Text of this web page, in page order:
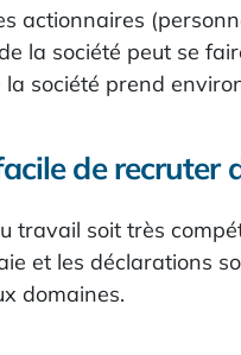
actionnaires
la société peut se
société prend
de recruter
travail soit très
et les déclarations
domaines.